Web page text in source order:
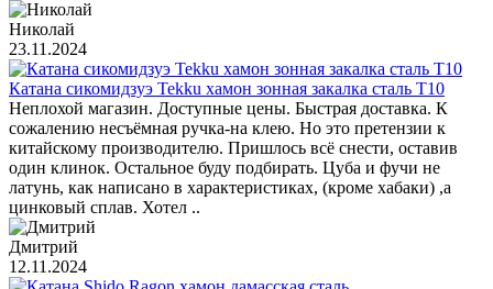
Николай
23.11.2024
Катана сикомидзуэ Tekku хамон зонная закалка сталь T10
Неплохой магазин. Доступные цены. Быстрая доставка. К
сожалению несъёмная ручка-на клею. Но это претензии к
китайскому производителю. Пришлось всё снести, оставив
один клинок. Остальное буду подбирать. Цуба и фучи не
латунь, как написано в характеристиках, (кроме хабаки) ,а
цинковый сплав. Хотел ..
Дмитрий
12.11.2024